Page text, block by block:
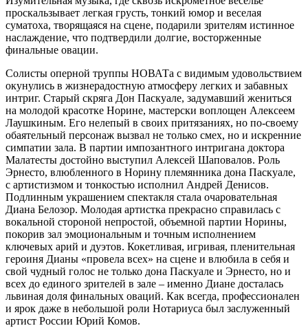
проскальзывает легкая грусть, тонкий юмор и веселая
суматоха, творящаяся на сцене, подарили зрителям истинное
наслаждение, что подтвердили долгие, восторженные
финальные овации.
Солисты оперной труппы НОВАТа с видимым удовольствием
окунулись в жизнерадостную атмосферу легких и забавных
интриг. Старый скряга Дон Паскуале, задумавший жениться
на молодой красотке Норине, мастерски воплощен Алексеем
Лаушкиным. Его нелепый в своих притязаниях, но по-своему
обаятельный персонаж вызвал не только смех, но и искренние
симпатии зала. В партии импозантного интригана доктора
Малатесты достойно выступил Алексей Шаповалов. Роль
Эрнесто, влюбленного в Норину племянника дона Паскуале,
с артистизмом и тонкостью исполнил Андрей Денисов.
Подлинным украшением спектакля стала очаровательная
Диана Белозор. Молодая артистка прекрасно справилась с
вокальной стороной непростой, объемной партии Норины,
покорив зал эмоциональным и точным исполнением
ключевых арий и дуэтов. Кокетливая, игривая, пленительная
героиня Дианы «провела всех» на сцене и влюбила в себя и
свой чудный голос не только дона Паскуале и Эрнесто, но и
всех до единого зрителей в зале – именно Диане досталась
львиная доля финальных оваций. Как всегда, профессионален
и ярок даже в небольшой роли Нотариуса был заслуженный
артист России Юрий Комов.